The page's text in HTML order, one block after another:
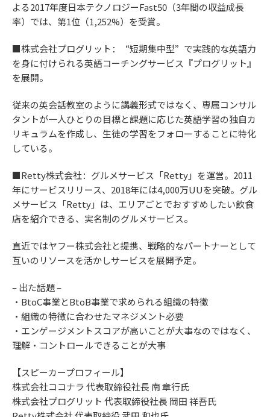
よる2017年度日本テクノロジーFast50（3年間の収益成長
率）では、第1位（1,252%）を受賞。
■株式会社プログリット：“短期集中型”で実践的な英語力
を身に付けられる英語コーチングサービス『プログリット』
を展開。
従来の英会話教室のように講義形式ではなく、専属コンサル
タントが一人ひとりの目標と課題に応じた英語学習の独自カ
リキュラムを作成し、生徒の学習をフォローすることに特化
している。
■Retty株式会社：グルメサービス「Retty」を運営。2011
年にサービスリリース、2018年には4,000万UUを突破。グル
メサービス「Retty」は、エリアごとでおすすめしたい飲食
店を紹介できる、実名制のグルメサービス。
直近ではヤフー株式会社と提携、戦略的なパートナーとして
互いのリソースを活かしサービスを展開予定。
– 出た話題 –
・BtoC事業とBtoB事業で求められる組織の特徴
・組織の特徴に合わせたマネジメント必要
・エンゲージメントスコアが高いことが大事なのではなく、
理解・コントロールできることが大事
【スピーカープロフィール】
株式会社ココナラ 代表取締役社長 南 章行氏
株式会社プログリット 代表取締役社長 岡田 祥吾氏